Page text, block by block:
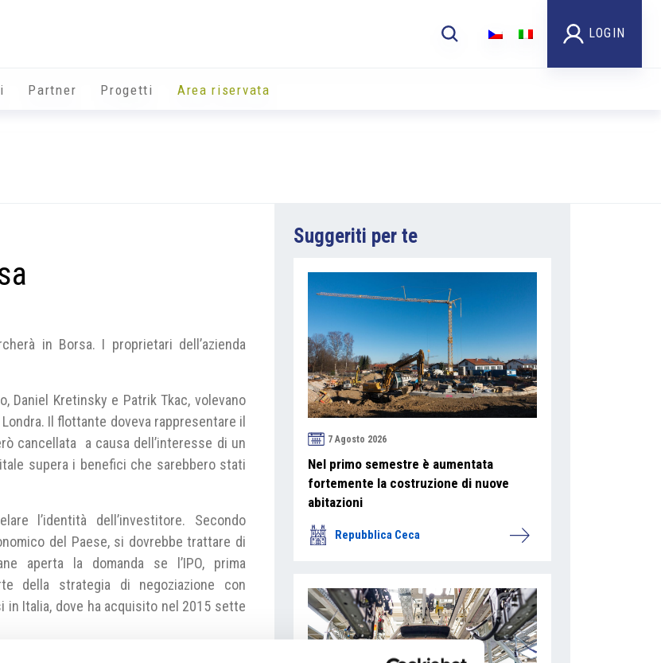
LOGIN
Partner Progetti Area riservata
in Borsa. I proprietari dell’azienda
Daniel Kretinsky e Patrik Tkac, volevano
Il flottante doveva rappresentare il
cancellata a causa dell’interesse di un
supera i benefici che sarebbero stati
l’identità dell’investitore. Secondo
del Paese, si dovrebbe trattare di
aperta la domanda se l’IPO, prima
della strategia di negoziazione con
in Italia, dove ha acquisito nel 2015 sette
Suggeriti per te
7 Agosto 2026
Nel primo semestre è aumentata
fortemente la costruzione di nuove
abitazioni
Repubblica Ceca